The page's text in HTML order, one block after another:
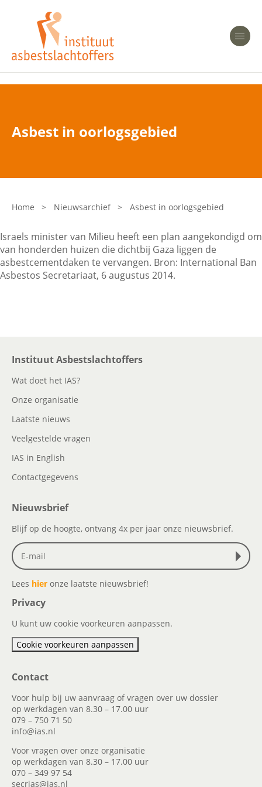
Heeft u Mesothelioom?
Heeft u Asbestose?
Bent u arts?
Asbest en Gezondheid
Laatste nieuws
Veelgestelde vragen
Asbest in oorlogsgebied
Home > Nieuwsarchief > Asbest in oorlogsgebied
Israels minister van Milieu heeft een plan aangekondigd om
van honderden huizen die dichtbij Gaza liggen de
asbestcementdaken te vervangen. Bron: International Ban
Asbestos Secretariaat, 6 augustus 2014.
Instituut Asbestslachtoffers
Wat doet het IAS?
Onze organisatie
Laatste nieuws
Veelgestelde vragen
IAS in English
Contactgegevens
Nieuwsbrief
Blijf op de hoogte, ontvang 4x per jaar onze nieuwsbrief.
Lees hier onze laatste nieuwsbrief!
Privacy
U kunt uw cookie voorkeuren aanpassen.
Cookie voorkeuren aanpassen
Contact
Voor hulp bij uw aanvraag of vragen over uw dossier
op werkdagen van 8.30 – 17.00 uur
079 – 750 71 50
info@ias.nl
Voor vragen over onze organisatie
op werkdagen van 8.30 – 17.00 uur
070 – 349 97 54
secrias@ias.nl